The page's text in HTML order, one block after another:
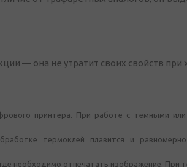
— она не утратит своих свойств при
принтера. При работе с темными
термоклей плавится и
необходимо отпечатать изображение. При